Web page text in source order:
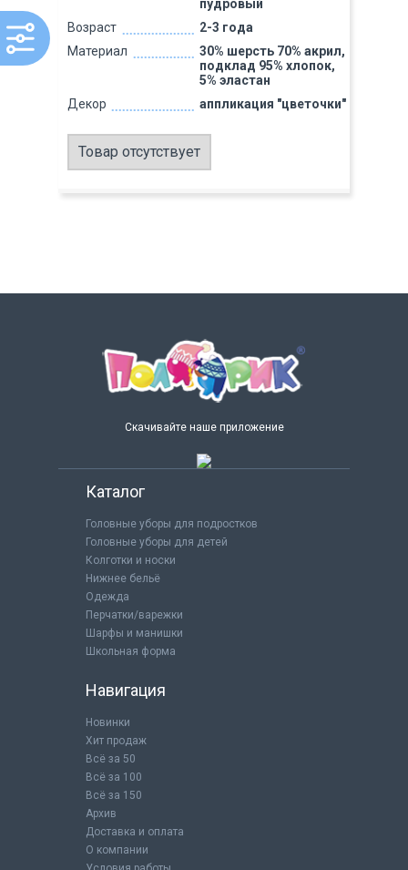
пудровый
Возраст
2-3 года
Материал
30% шерсть 70% акрил,
подклад 95% хлопок,
5% эластан
Декор
аппликация "цветочки"
Товар отсутствует
Скачивайте наше приложение
Каталог
Головные уборы для подростков
Головные уборы для детей
Колготки и носки
Нижнее бельё
Одежда
Перчатки/варежки
Шарфы и манишки
Школьная форма
Навигация
Новинки
Хит продаж
Всё за 50
Всё за 100
Всё за 150
Архив
Доставка и оплата
О компании